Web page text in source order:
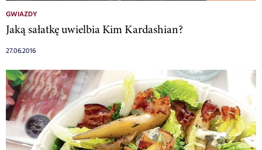
GWIAZDY
Jaką sałatkę uwielbia Kim Kardashian?
27.06.2016